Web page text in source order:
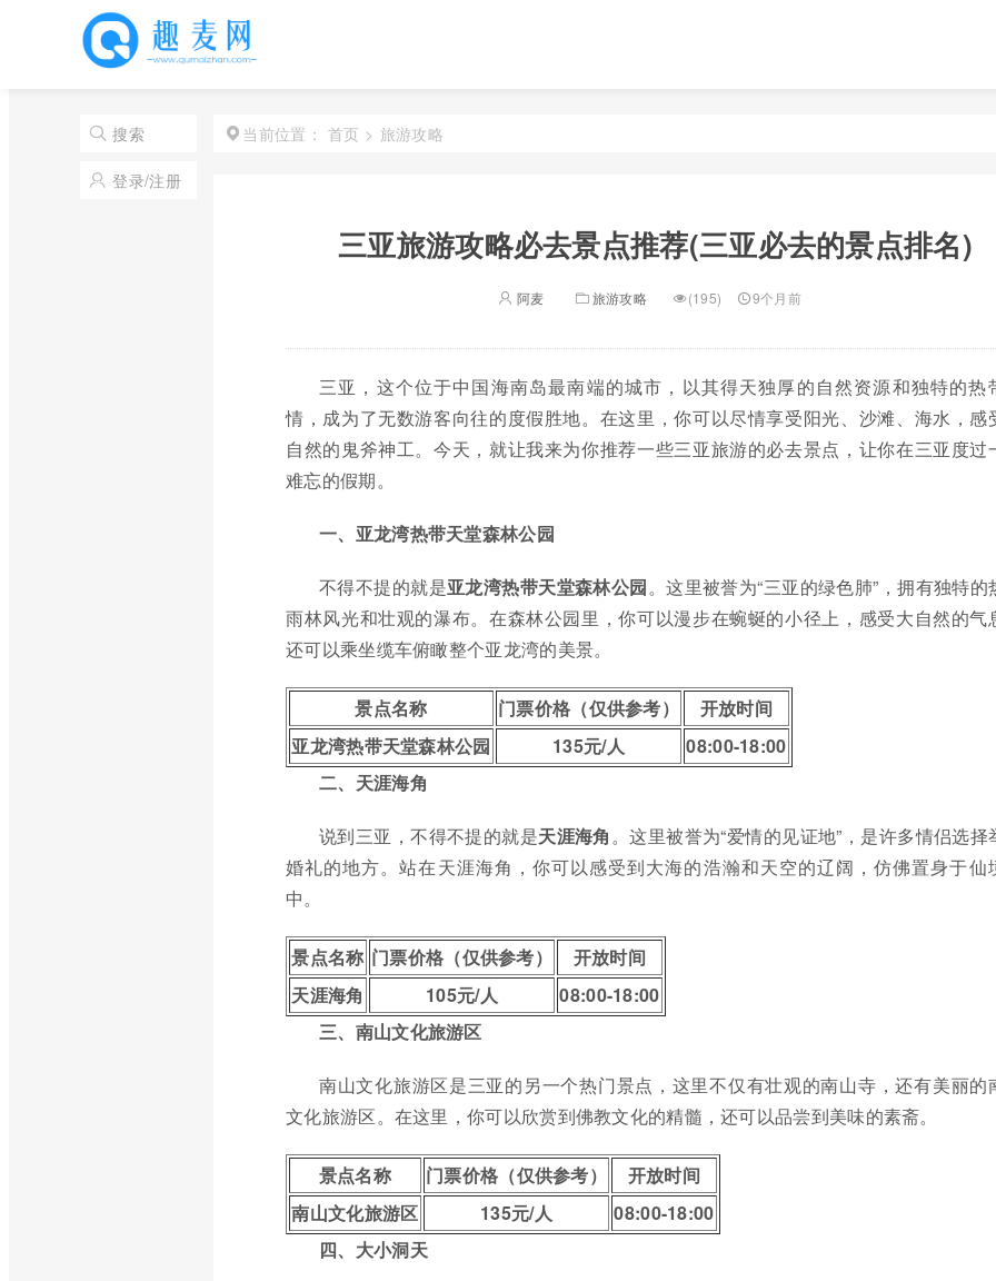
搜索
登录/注册
当前位置： 首页 > 旅游攻略
三亚旅游攻略必去景点推荐(三亚必去的景点排名)
阿麦 旅游攻略 (195) 9个月前
三亚，这个位于中国海南岛最南端的城市，以其得天独厚的自然资源和独特的热
情，成为了无数游客向往的度假胜地。在这里，你可以尽情享受阳光、沙滩、海水，感
自然的鬼斧神工。今天，就让我来为你推荐一些三亚旅游的必去景点，让你在三亚度过
难忘的假期。
一、亚龙湾热带天堂森林公园
不得不提的就是亚龙湾热带天堂森林公园。这里被誉为“三亚的绿色肺”，拥有独特的
雨林风光和壮观的瀑布。在森林公园里，你可以漫步在蜿蜒的小径上，感受大自然的气
还可以乘坐缆车俯瞰整个亚龙湾的美景。
景点名称 门票价格（仅供参考）
开放时间
亚龙湾热带天堂森林公园
135元/人
08:00-18:00
二、天涯海角
说到三亚，不得不提的就是天涯海角。这里被誉为“爱情的见证地”，是许多情侣选择
婚礼的地方。站在天涯海角，你可以感受到大海的浩瀚和天空的辽阔，仿佛置身于仙
中。
景点名称 门票价格（仅供参考）
开放时间
天涯海角
105元/人
08:00-18:00
三、南山文化旅游区
南山文化旅游区是三亚的另一个热门景点，这里不仅有壮观的南山寺，还有美丽的
文化旅游区。在这里，你可以欣赏到佛教文化的精髓，还可以品尝到美味的素斋。
景点名称 门票价格（仅供参考）
开放时间
南山文化旅游区
135元/人
08:00-18:00
四、大小洞天